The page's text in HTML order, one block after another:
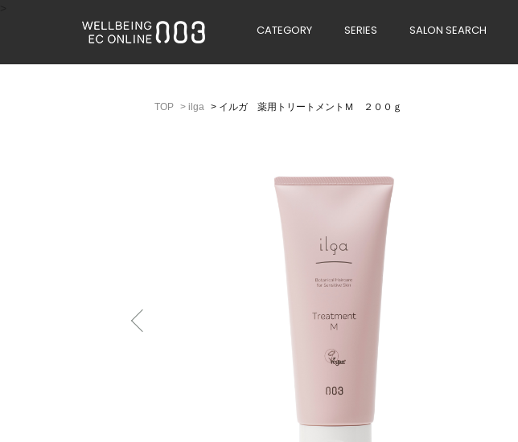
CATEGORY SERIES SALON SEARCH
> ilga > イルガ 薬用トリートメントＭ ２００ｇ